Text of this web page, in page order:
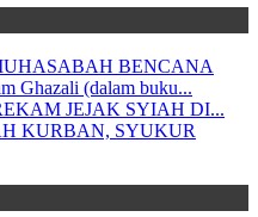
BENCANA
Ghazali (dalam buku...
JEJAK SYIAH DI...
KURBAN, SYUKUR